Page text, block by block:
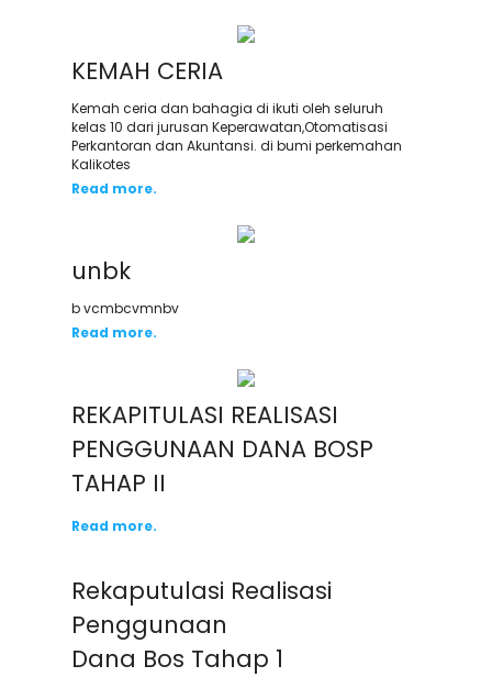
KEMAH CERIA
Kemah ceria dan bahagia di ikuti oleh seluruh
kelas 10 dari jurusan Keperawatan,Otomatisasi
Perkantoran dan Akuntansi. di bumi perkemahan
Kalikotes
Read more.
unbk
b vcmbcvmnbv
Read more.
REKAPITULASI REALISASI
PENGGUNAAN DANA BOSP
TAHAP II
Read more.
Rekaputulasi Realisasi
Penggunaan
Dana Bos Tahap 1